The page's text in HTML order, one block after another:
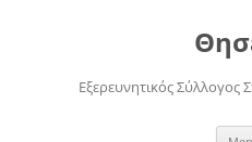
Εξερευνητικός Σύλλογος